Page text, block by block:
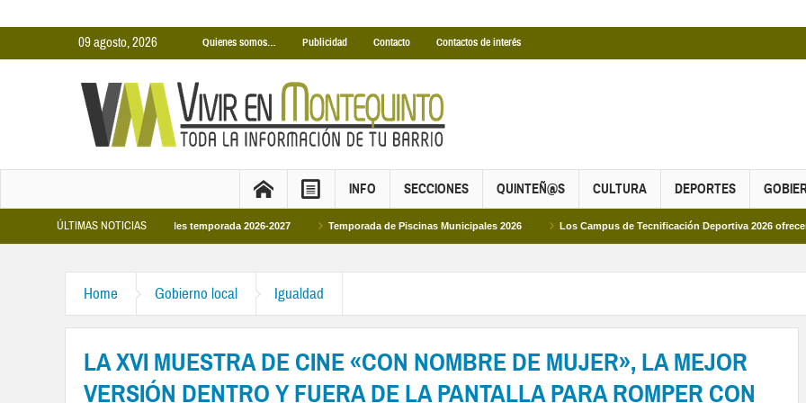
09 agosto, 2026 Quienes somos… Publicidad Contacto Contactos de interés
INFO SECCIONES QUINTEÑ@S CULTURA DEPORTES
ÚLTIMAS NOTICIAS
Cubiertas Municipales temporada 2026-2027 Temporada de Piscinas Municipales 2026 Los Campus de Tecnificación Deportiva 2026 ofrecen cuatro
Home Gobierno local Igualdad
LA XVI MUESTRA DE CINE «CON NOMBRE DE MUJER», LA MEJOR
VERSIÓN DENTRO Y FUERA DE LA PANTALLA PARA ROMPER CON